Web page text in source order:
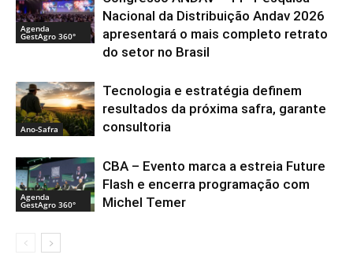
Agenda
GestAgro 360°
Nacional da Distribuição Andav 2026
apresentará o mais completo retrato
do setor no Brasil
Ano-Safra
Tecnologia e estratégia definem
resultados da próxima safra, garante
consultoria
Agenda
GestAgro 360°
CBA – Evento marca a estreia Future
Flash e encerra programação com
Michel Temer